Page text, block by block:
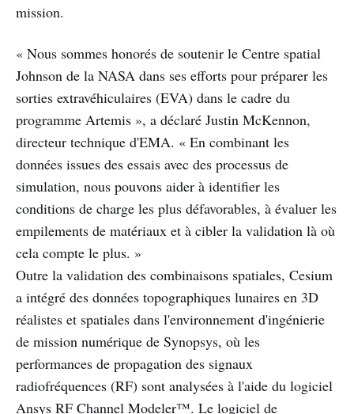
mission.
« Nous sommes honorés de soutenir le Centre spatial
Johnson de la NASA dans ses efforts pour préparer les
sorties extravéhiculaires (EVA) dans le cadre du
programme Artemis », a déclaré Justin McKennon,
directeur technique d'EMA. « En combinant les
données issues des essais avec des processus de
simulation, nous pouvons aider à identifier les
conditions de charge les plus défavorables, à évaluer les
empilements de matériaux et à cibler la validation là où
cela compte le plus. »
Outre la validation des combinaisons spatiales, Cesium
a intégré des données topographiques lunaires en 3D
réalistes et spatiales dans l'environnement d'ingénierie
de mission numérique de Synopsys, où les
performances de propagation des signaux
radiofréquences (RF) sont analysées à l'aide du logiciel
Ansys RF Channel Modeler™. Le logiciel de